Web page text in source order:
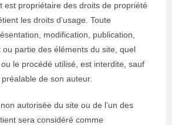
est propriétaire des droits de propriété
les droits d’usage. Toute
modification, publication,
partie des éléments du site, quel
le procédé utilisé, est interdite, sauf
de son auteur.
autorisée du site ou de l’un des
sera considéré comme